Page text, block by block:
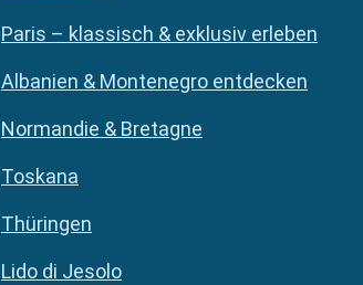
Paris – klassisch & exklusiv erleben
Albanien & Montenegro entdecken
Normandie & Bretagne
Toskana
Thüringen
Lido di Jesolo